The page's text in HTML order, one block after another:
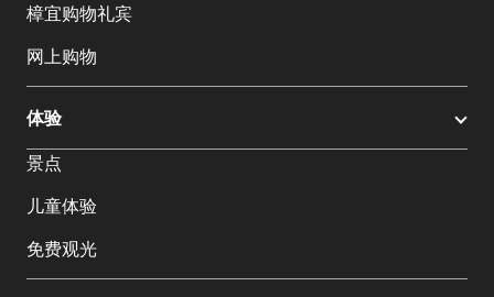
樟宜购物礼宾
网上购物
体验
景点
儿童体验
免费观光